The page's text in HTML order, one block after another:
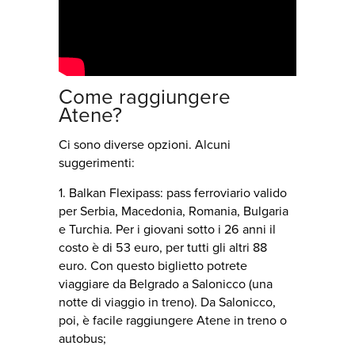
Come raggiungere
Atene?
Ci sono diverse opzioni. Alcuni
suggerimenti:
1. Balkan Flexipass: pass ferroviario valido
per Serbia, Macedonia, Romania, Bulgaria
e Turchia. Per i giovani sotto i 26 anni il
costo è di 53 euro, per tutti gli altri 88
euro. Con questo biglietto potrete
viaggiare da Belgrado a Salonicco (una
notte di viaggio in treno). Da Salonicco,
poi, è facile raggiungere Atene in treno o
autobus;